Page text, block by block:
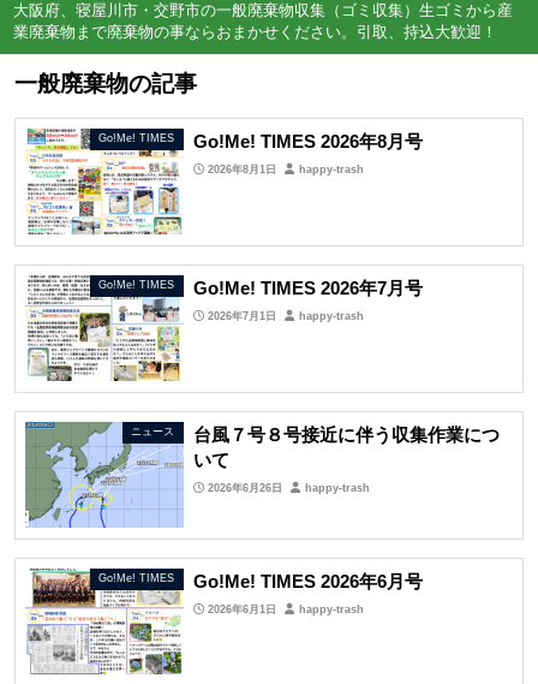
大阪府、寝屋川市・交野市の一般廃棄物収集（ゴミ収集）生ゴミから産
業廃棄物まで廃棄物の事ならおまかせください。引取、持込大歓迎！
一般廃棄物の記事
Go!Me! TIMES Go!Me! TIMES 2026年8月号
2026年8月1日 happy-trash
Go!Me! TIMES Go!Me! TIMES 2026年7月号
2026年7月1日 happy-trash
ニュース
台風７号８号接近に伴う収集作業につ
いて
2026年6月26日 happy-trash
Go!Me! TIMES Go!Me! TIMES 2026年6月号
2026年6月1日 happy-trash